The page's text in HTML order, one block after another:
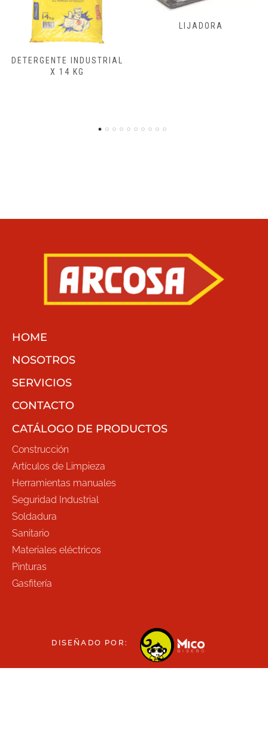
LIJADORA
FRESADORAS,
HOME
NOSOTROS
SERVICIOS
CONTACTO
CATÁLOGO DE PRODUCTOS
Construcción
Artículos de Limpieza
Herramientas manuales
Seguridad Industrial
Soldadura
Sanitario
Materiales eléctricos
Pinturas
Gasfitería
DISEÑADO POR: